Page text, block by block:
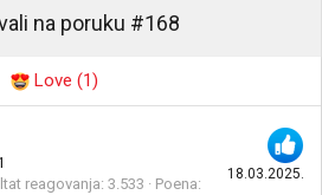
na poruku #168
Love (1)
18.03.2025.
reagovanja 3.533
Poena